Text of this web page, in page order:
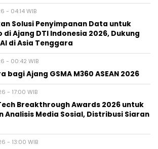
- 04:14 WIB
Solusi Penyimpanan Data untuk
di Ajang DTI Indonesia 2026, Dukung
di Asia Tenggara
- 00:42 WIB
bagi Ajang GSMA M360 ASEAN 2026
- 17:00 WIB
Breakthrough Awards 2026 untuk
Analisis Media Sosial, Distribusi Siaran
- 13:00 WIB